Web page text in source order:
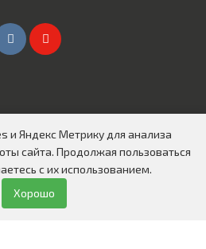
сайтов в Омске
права защищены
АВТО"
и Яндекс Метрику для анализа
сайта. Продолжая пользоваться
с их использованием.
Хорошо